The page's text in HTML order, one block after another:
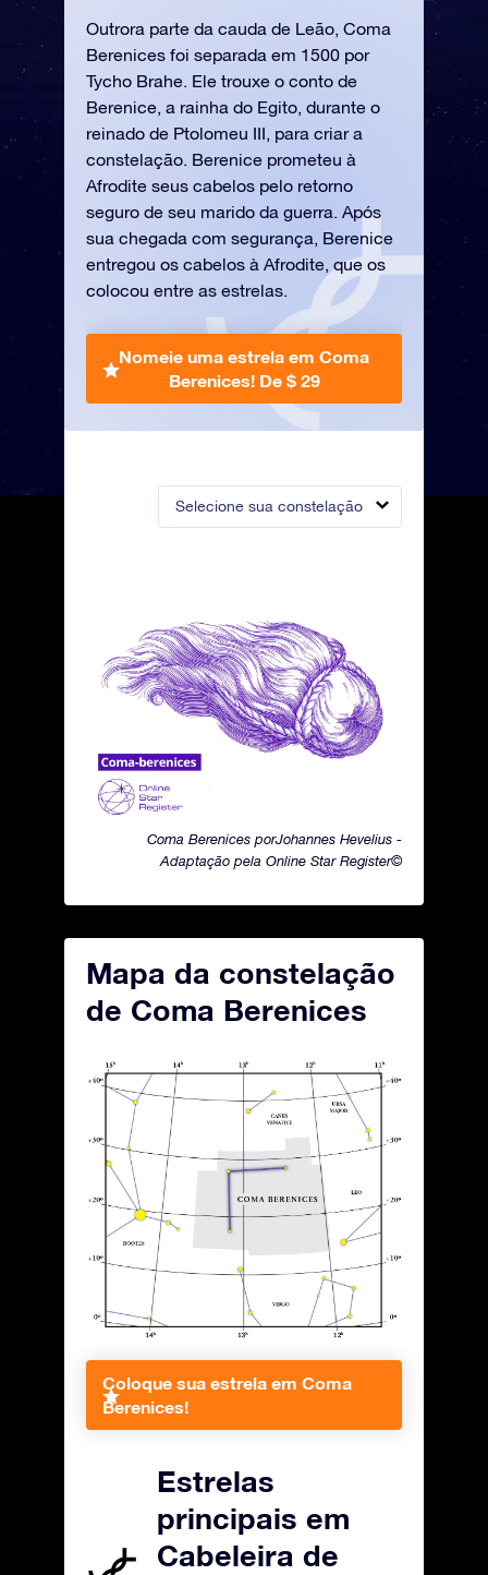
Selecione sua constelação
Coma Berenices porJohannes Hevelius -
Adaptação pela Online Star Register©
Outrora parte da cauda de Leão, Coma
Berenices foi separada em 1500 por
Tycho Brahe. Ele trouxe o conto de
Berenice, a rainha do Egito, durante o
reinado de Ptolomeu III, para criar a
constelação. Berenice prometeu à
Afrodite seus cabelos pelo retorno
seguro de seu marido da guerra. Após
sua chegada com segurança, Berenice
entregou os cabelos à Afrodite, que os
colocou entre as estrelas.
Nomeie uma estrela em Coma
Berenices! De $ 29
Mapa da constelação
de Coma Berenices
Coloque sua estrela em Coma
Berenices!
Estrelas
principais em
Cabeleira de